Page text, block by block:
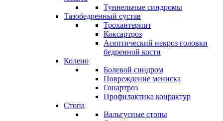
Туннельные синдромы
Тазобедренный сустав
Трохантериит
Коксартроз
Асептический некроз головки
бедренной кости
Колено
Болевой синдром
Повреждение мениска
Гонартроз
Профилактика конрактур
Стопа
Вальгусные стопы